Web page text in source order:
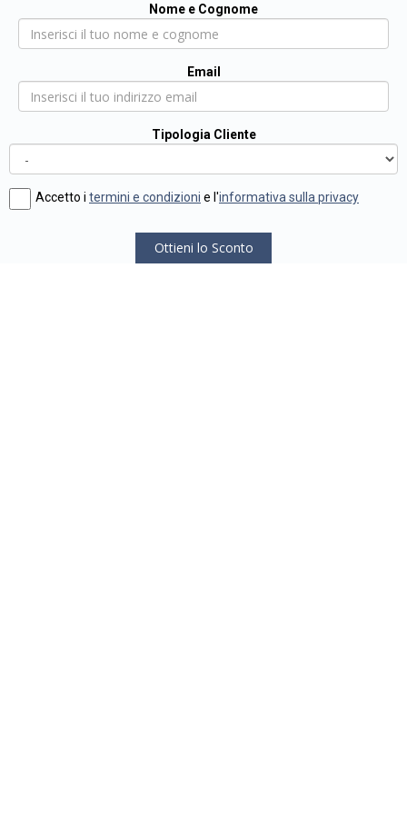
Nome e Cognome
Email
Tipologia Cliente
Accetto i termini e condizioni e l'informativa sulla privacy
Ottieni lo Sconto